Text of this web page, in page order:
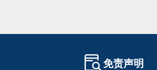
免责声明